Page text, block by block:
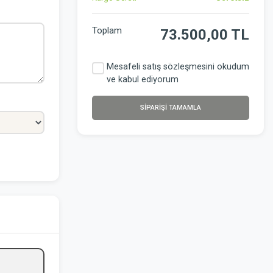
Toplam 73.500,00 TL
Mesafeli satış sözleşmesini okudum
ve kabul ediyorum
SIPARIŞI TAMAMLA